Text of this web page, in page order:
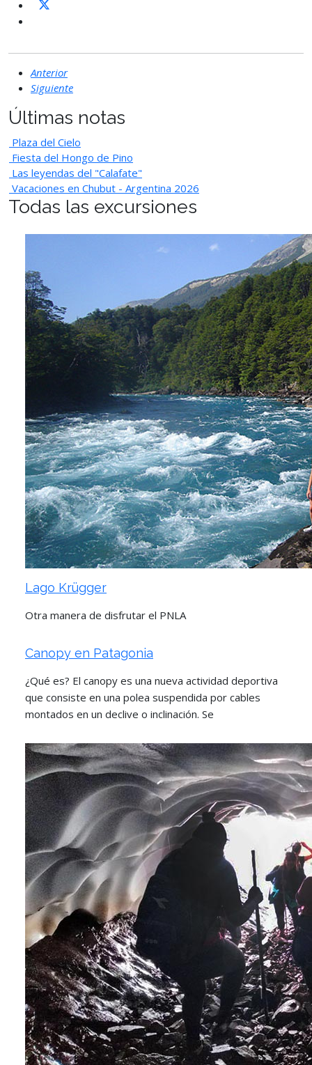
Anterior
Siguiente
Últimas notas
Plaza del Cielo
Fiesta del Hongo de Pino
Las leyendas del "Calafate"
Vacaciones en Chubut - Argentina 2026
Todas las excursiones
Lago Krügger
Otra manera de disfrutar el PNLA
Canopy en Patagonia
¿Qué es? El canopy es una nueva actividad deportiva
que consiste en una polea suspendida por cables
montados en un declive o inclinación. Se